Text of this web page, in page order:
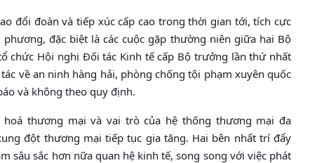
đổi đoàn và tiếp xúc cấp cao trong thời gian tới, tích cực
đặc biệt là các cuộc gặp thường niên giữa hai Bộ
chức Hội nghị Đối tác Kinh tế cấp Bộ trưởng lần thứ nhất
về an ninh hàng hải, phòng chống tội phạm xuyên quốc
và không theo quy định.
thương mại và vai trò của hệ thống thương mại đa
đột thương mại tiếp tục gia tăng. Hai bên nhất trí đẩy
sâu sắc hơn nữa quan hệ kinh tế, song song với việc phát